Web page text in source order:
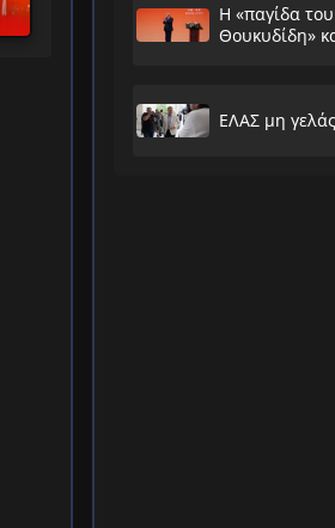
Η «παγίδα του
Θουκυδίδη»
ΕΛΑΣ μη